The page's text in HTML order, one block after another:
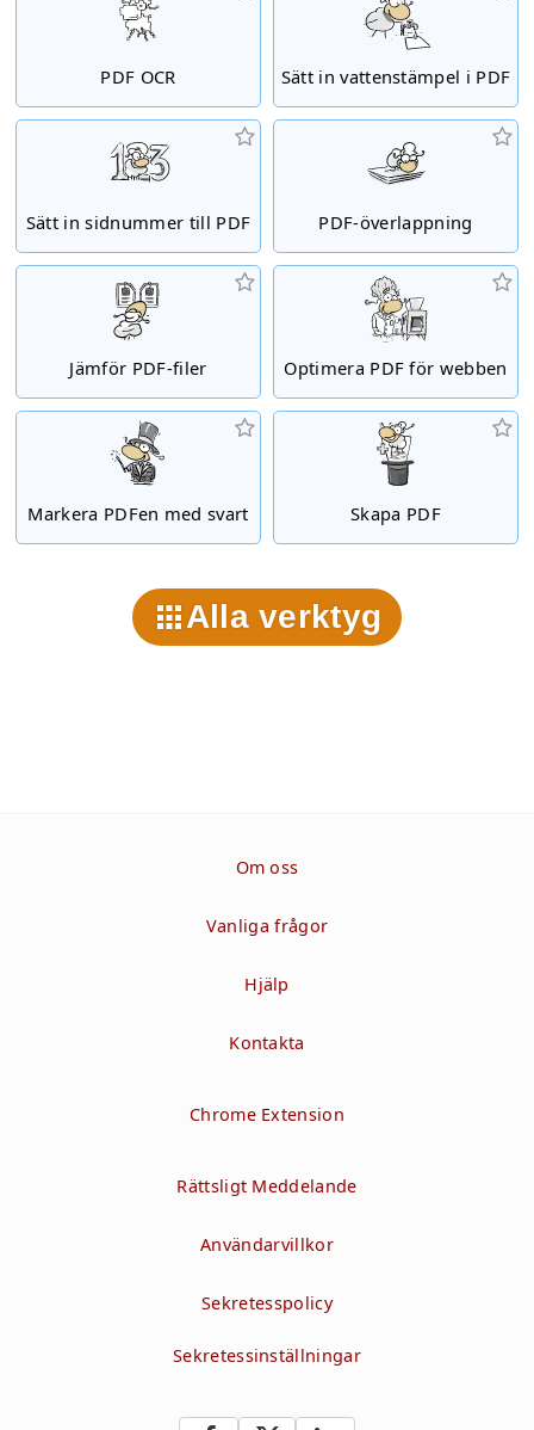
PDF OCR Sätt in vattenstämpel i PDF
Sätt in sidnummer till PDF PDF-överlappning
Jämför PDF-filer Optimera PDF för webben
Markera PDFen med svart Skapa PDF
Alla verktyg
Om oss
Vanliga frågor
Hjälp
Kontakta
Chrome Extension
Rättsligt Meddelande
Användarvillkor
Sekretesspolicy
Sekretessinställningar